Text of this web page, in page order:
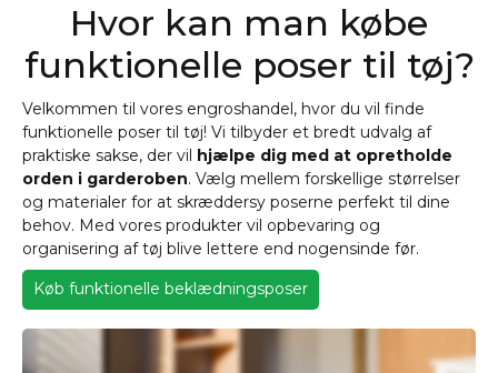
Hvor kan man købe
funktionelle poser til tøj?
Velkommen til vores engroshandel, hvor du vil finde
funktionelle poser til tøj! Vi tilbyder et bredt udvalg af
praktiske sakse, der vil hjælpe dig med at opretholde
orden i garderoben. Vælg mellem forskellige størrelser
og materialer for at skræddersy poserne perfekt til dine
behov. Med vores produkter vil opbevaring og
organisering af tøj blive lettere end nogensinde før.
Køb funktionelle beklædningsposer